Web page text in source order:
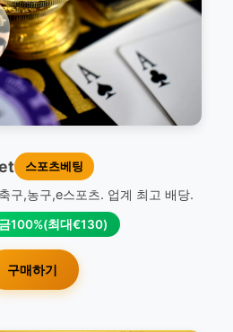
스포츠베팅
구,농구,e스포츠. 업계 최고 배당.
100%(최대€130)
구매하기